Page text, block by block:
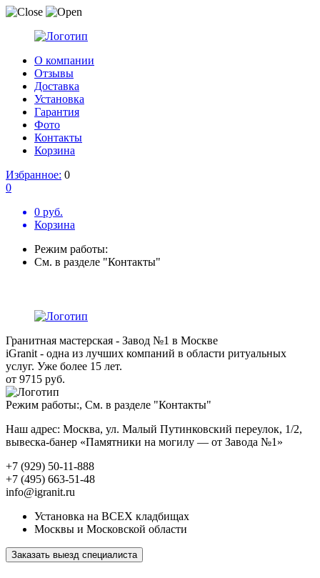
О компании
Отзывы
Доставка
Установка
Гарантия
Фото
Контакты
Корзина
Избранное: 0
0
0 руб.
Корзина
Режим работы:
См. в разделе "Контакты"
Гранитная мастерская - Завод №1 в Москве
iGranit - одна из лучших компаний в области ритуальных
услуг. Уже более 15 лет.
от 9715 руб.
Режим работы:, См. в разделе "Контакты"
Наш адрес: Москва, ул. Малый Путинковский переулок, 1/2,
вывеска-банер «Памятники на могилу — от Завода №1»
+7 (929) 50-11-888
+7 (495) 663-51-48
info@igranit.ru
Установка на ВСЕХ кладбищах
Москвы и Московской области
Заказать выезд специалиста